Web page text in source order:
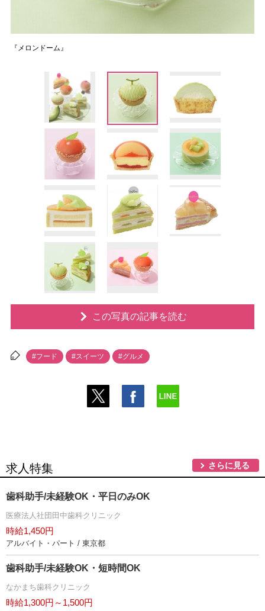
『メロンドーム』
この写真の記事を読む
#フード #スイーツ #グルメ
求人特集 さらに見る
歯科助手/未経験OK・平日のみOK
医療法人社団田中歯科クリニック
時給1,450円
アルバイト・パート / 東京都
歯科助手/未経験OK・短時間OK
なかまち歯科クリニック
時給1,300円～1,500円